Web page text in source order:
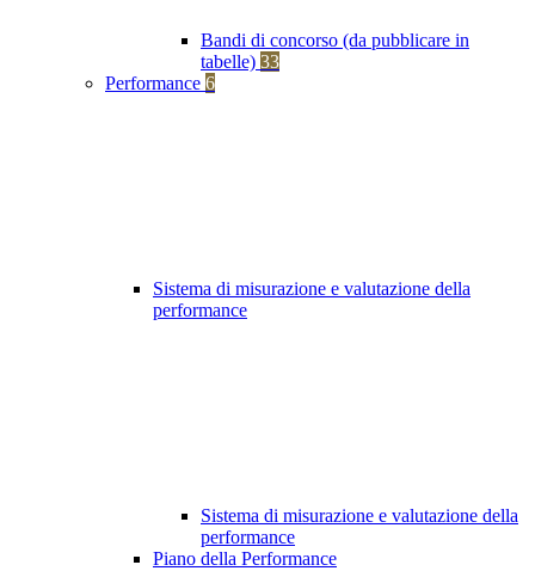
Bandi di concorso (da pubblicare in
tabelle) 33
Performance 6
Sistema di misurazione e valutazione della
performance
Sistema di misurazione e valutazione della
performance
Piano della Performance